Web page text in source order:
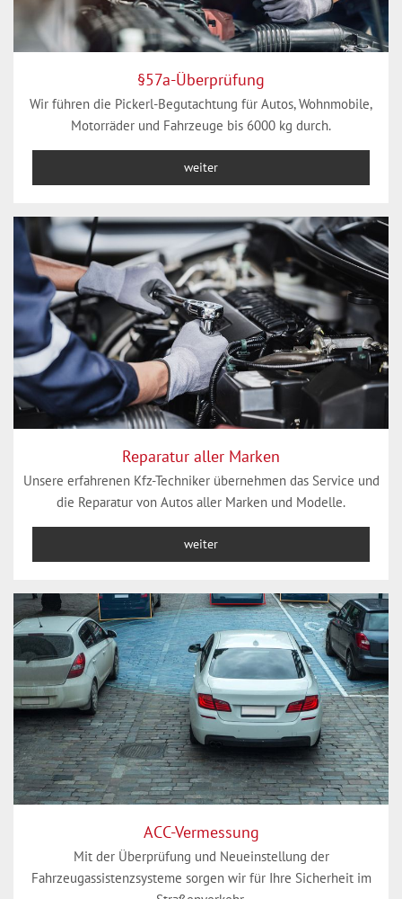
§57a-Überprüfung
Wir führen die Pickerl-Begutachtung für Autos, Wohnmobile,
Motorräder und Fahrzeuge bis 6000 kg durch.
weiter
Reparatur aller Marken
Unsere erfahrenen Kfz-Techniker übernehmen das Service und
die Reparatur von Autos aller Marken und Modelle.
weiter
ACC-Vermessung
Mit der Überprüfung und Neueinstellung der
Fahrzeugassistenzsysteme sorgen wir für Ihre Sicherheit im